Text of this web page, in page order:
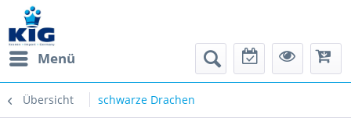
Menü
Übersicht schwarze Drachen